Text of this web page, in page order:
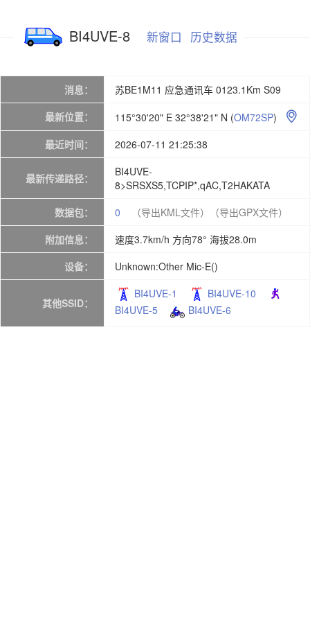
BI4UVE-8 新窗口 历史数据
消息：
苏BE1M11 应急通讯车 0123.1Km S09
最新位置：
115°30'20" E 32°38'21" N (OM72SP) 
最近时间： 2026-07-11 21:25:38
最新传递路径：
BI4UVE-
8>SRSXS5,TCPIP*,qAC,T2HAKATA
数据包：
0 （导出KML文件）
（导出GPX文件）
附加信息：
速度3.7km/h 方向78° 海拔28.0m
设备：
Unknown:Other Mic-E()
其他SSID：
BI4UVE-1
BI4UVE-10
BI4UVE-5
BI4UVE-6